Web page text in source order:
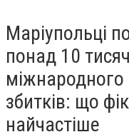
Маріупольці
понад 10
міжнародного
збитків: що
найчастіше